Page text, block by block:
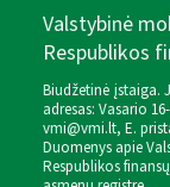
Valstybinė
Respublikos
Biudžetinė įstaiga.
adresas: Vasario
vmi@vmi.lt, E.
Duomenys apie
Respublikos